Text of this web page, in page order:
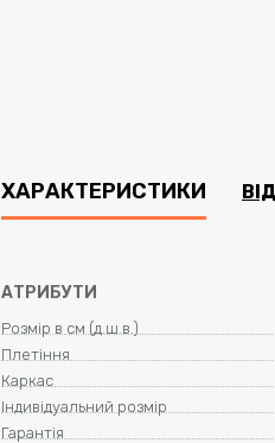
ХАРАКТЕРИСТИКИ
АТРИБУТИ
Розмір в см (д.ш.в.)
Плетіння
Каркас
Індивідуальний розмір
Гарантія